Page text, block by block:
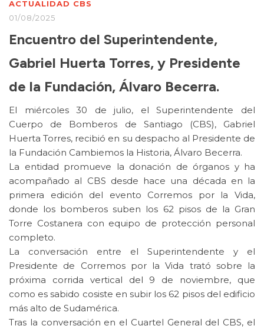
ACTUALIDAD CBS
01/08/2025
Encuentro del Superintendente,
Gabriel Huerta Torres, y Presidente
de la Fundación, Álvaro Becerra.
El miércoles 30 de julio, el Superintendente del
Cuerpo de Bomberos de Santiago (CBS), Gabriel
Huerta Torres, recibió en su despacho al Presidente de
la Fundación Cambiemos la Historia, Álvaro Becerra.
La entidad promueve la donación de órganos y ha
acompañado al CBS desde hace una década en la
primera edición del evento Corremos por la Vida,
donde los bomberos suben los 62 pisos de la Gran
Torre Costanera con equipo de protección personal
completo.
La conversación entre el Superintendente y el
Presidente de Corremos por la Vida trató sobre la
próxima corrida vertical del 9 de noviembre, que
como es sabido cosiste en subir los 62 pisos del edificio
más alto de Sudamérica.
Tras la conversación en el Cuartel General del CBS, el